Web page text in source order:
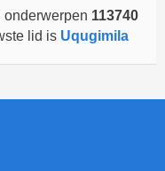
onderwerpen 113740
lid is Uqugimila